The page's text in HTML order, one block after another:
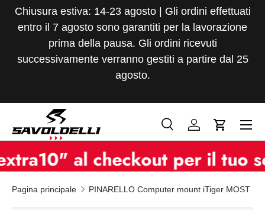
Passa ai contenuti
Chiusura estiva: 14-23 agosto | Gli ordini effettuati
entro il 7 agosto sono garantiti per la lavorazione
prima della pausa. Gli ordini ricevuti
successivamente verranno gestiti a partire dal 25
agosto.
Tutto
CercaAccediCarrello
Menu
al checkout per il tuo
Pagina principale PINARELLO Computer mount iTiger MOST